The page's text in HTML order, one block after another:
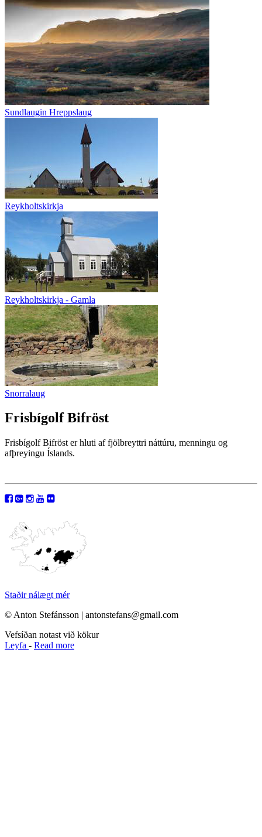
Sundlaugin Hreppslaug
Reykholtskirkja
Reykholtskirkja - Gamla
Snorralaug
Frisbígolf Bifröst
Frisbígolf Bifröst er hluti af fjölbreyttri náttúru, menningu og
afþreyingu Íslands.
Staðir nálægt mér
© Anton Stefánsson | antonstefans@gmail.com
Vefsíðan notast við kökur
Leyfa - Read more